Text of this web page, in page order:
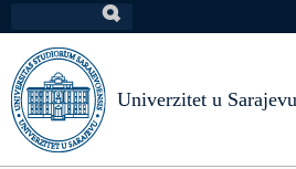
na
glavni
sadržaj
Univerzitet u Sarajevu